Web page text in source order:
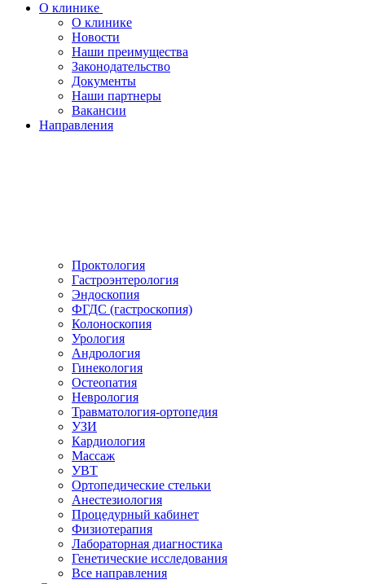
О клинике
О клинике
Новости
Наши преимущества
Законодательство
Документы
Наши партнеры
Вакансии
Направления
Проктология
Гастроэнтерология
Эндоскопия
ФГДС (гастроскопия)
Колоноскопия
Урология
Андрология
Гинекология
Остеопатия
Неврология
Травматология-ортопедия
УЗИ
Кардиология
Массаж
УВТ
Ортопедические стельки
Анестезиология
Процедурный кабинет
Физиотерапия
Лабораторная диагностика
Генетические исследования
Все направления